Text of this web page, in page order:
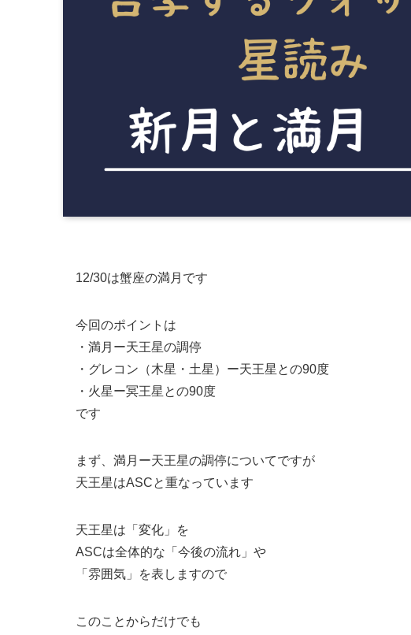
12/30は蟹座の満月です
今回のポイントは
・満月ー天王星の調停
・グレコン（木星・土星）ー天王星との90度
・火星ー冥王星との90度
です
まず、満月ー天王星の調停についてですが
天王星はASCと重なっています
天王星は「変化」を
ASCは全体的な「今後の流れ」や
「雰囲気」を表しますので
このことからだけでも